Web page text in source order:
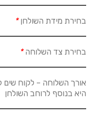
בחירת מידת השולחן*
בחירת צד השלוחה*
אורך השלוחה – לקוח
היא בנוסף לרוחב השולחן